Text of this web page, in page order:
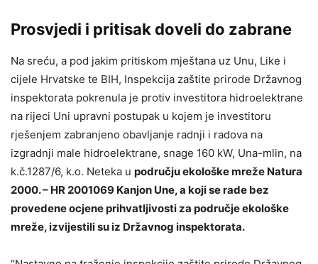
Prosvjedi i pritisak doveli do zabrane
Na sreću, a pod jakim pritiskom mještana uz Unu, Like i
cijele Hrvatske te BIH, Inspekcija zaštite prirode Državnog
inspektorata pokrenula je protiv investitora hidroelektrane
na rijeci Uni upravni postupak u kojem je investitoru
rješenjem zabranjeno obavljanje radnji i radova na
izgradnji male hidroelektrane, snage 160 kW, Una-mlin, na
k.č.1287/6, k.o. Neteka u području ekološke mreže Natura
2000. – HR 2001069 Kanjon Une, a koji se rade bez
provedene ocjene prihvatljivosti za područje ekološke
mreže, izvijestili su iz Državnog inspektorata.